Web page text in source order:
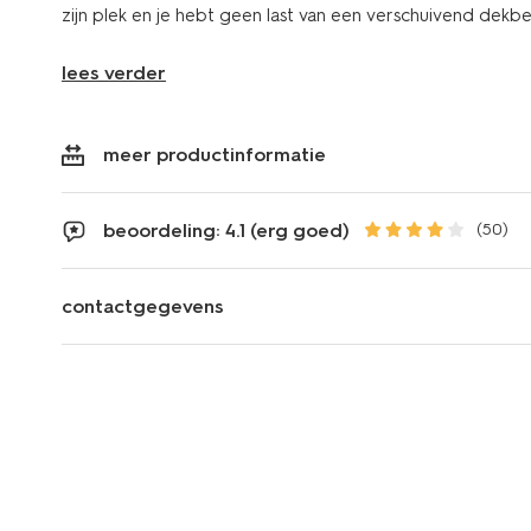
zijn plek en je hebt geen last van een verschuivend
lees verder
meer productinformatie
beoordeling: 4.1 (erg goed) (50)
contactgegevens